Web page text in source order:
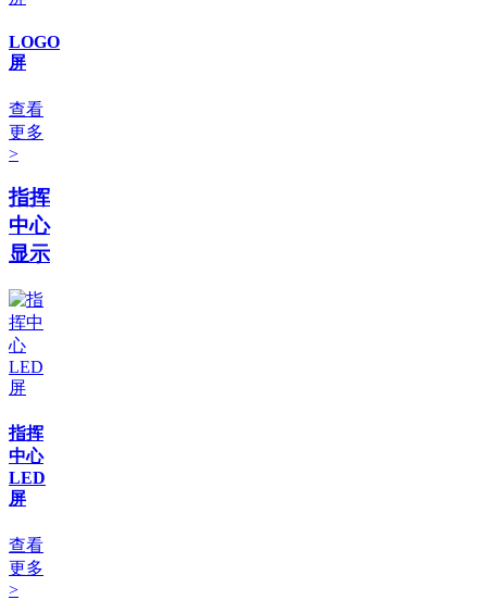
LOGO
屏
查看
更多
>
指挥
中心
显示
指挥
中心
LED
屏
查看
更多
>